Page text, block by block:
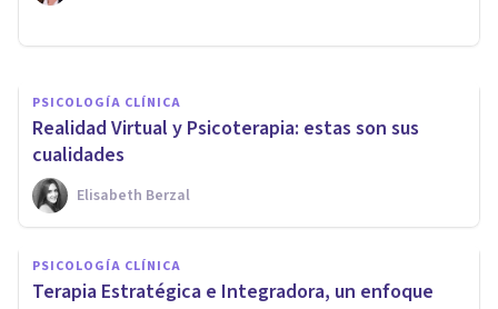
PSICOLOGÍA CLÍNICA
Realidad Virtual y Psicoterapia: estas son sus
cualidades
Elisabeth Berzal
PSICOLOGÍA CLÍNICA
Terapia Estratégica e Integradora, un enfoque